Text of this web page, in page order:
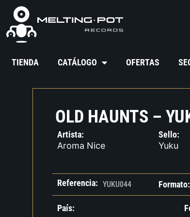
TIENDA CATÁLOGO OFERTAS
OLD HAUNTS –
Artista:
Aroma Nice
Sello:
Yuku
Referencia: YUKU044 Formato:
País: